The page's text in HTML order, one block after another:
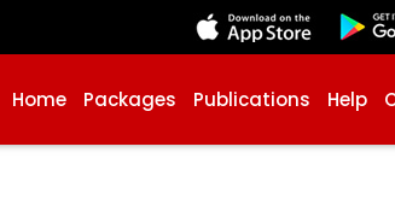
Home Packages Publications Help